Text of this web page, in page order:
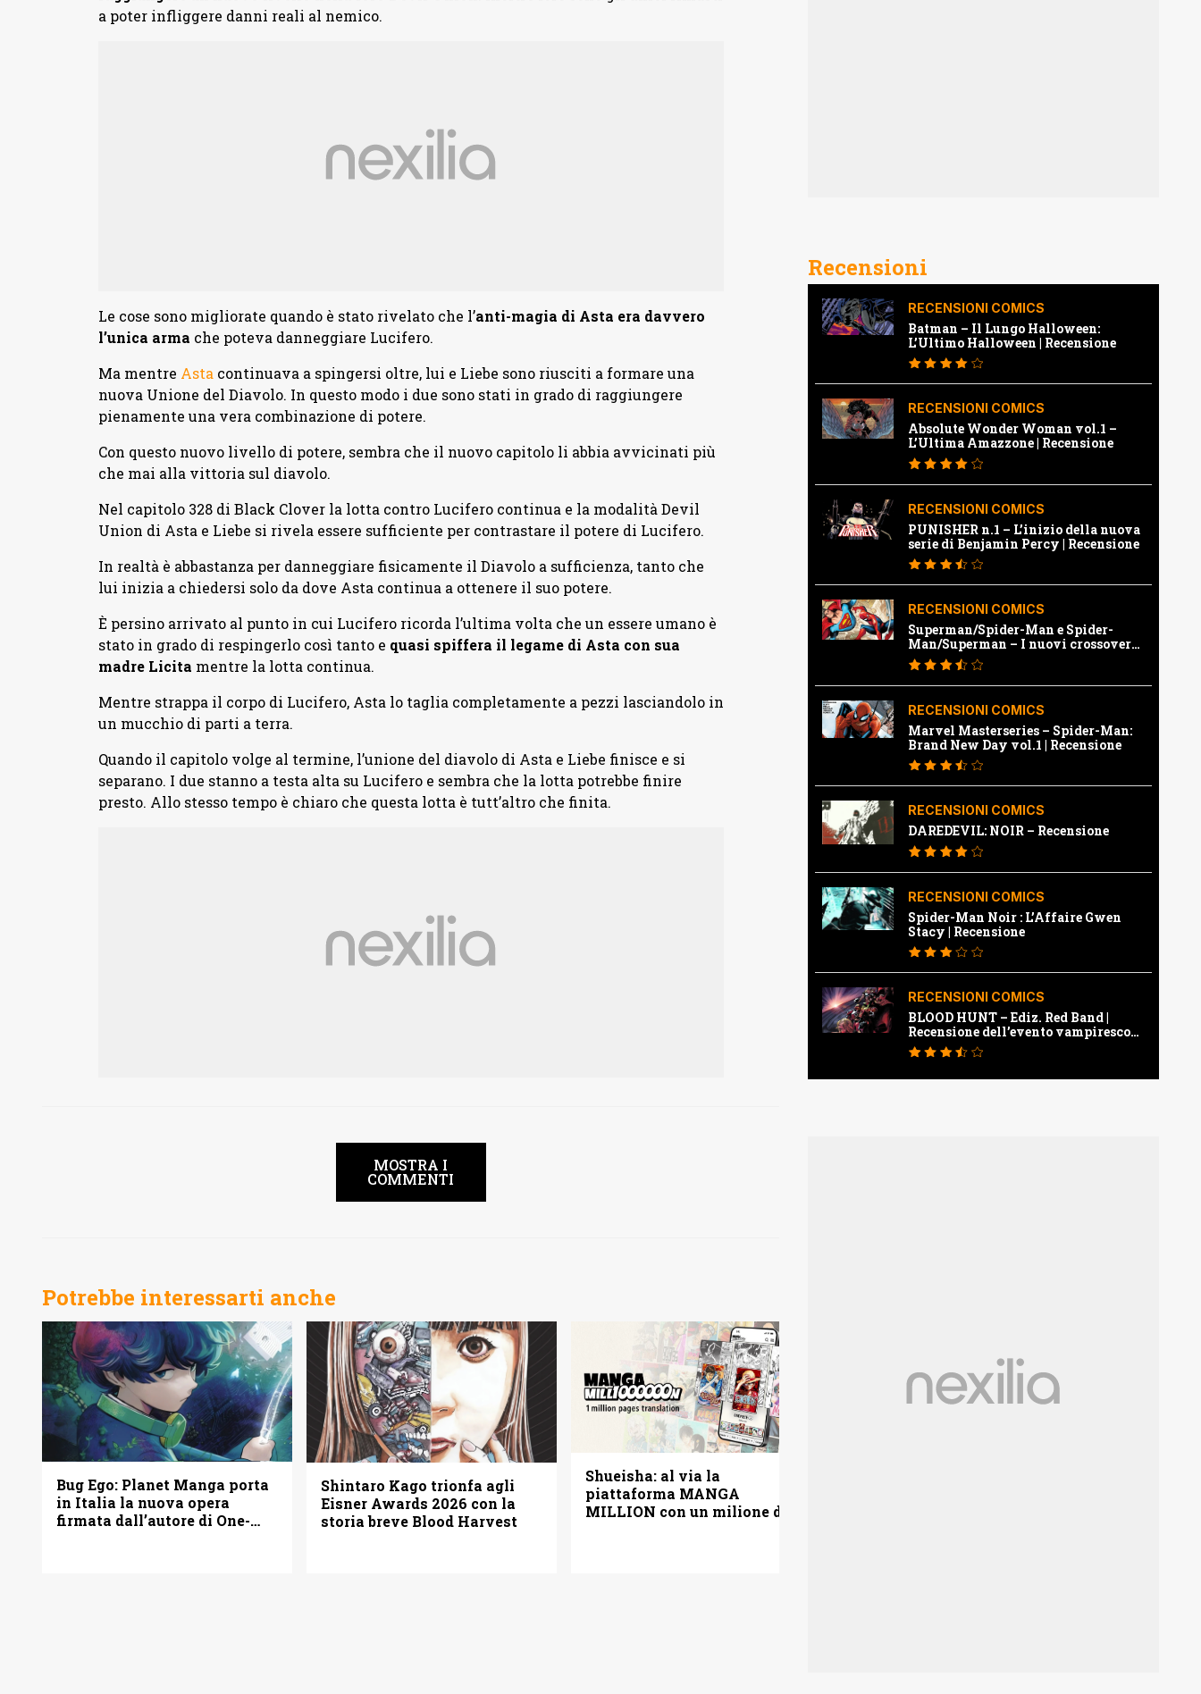
a poter infliggere danni reali al nemico.
Le cose sono migliorate quando è stato rivelato che l’anti-magia di Asta era davvero
l’unica arma che poteva danneggiare Lucifero.
Ma mentre Asta continuava a spingersi oltre, lui e Liebe sono riusciti a formare una
nuova Unione del Diavolo. In questo modo i due sono stati in grado di raggiungere
pienamente una vera combinazione di potere.
Con questo nuovo livello di potere, sembra che il nuovo capitolo li abbia avvicinati più
che mai alla vittoria sul diavolo.
Nel capitolo 328 di Black Clover la lotta contro Lucifero continua e la modalità Devil
Union di Asta e Liebe si rivela essere sufficiente per contrastare il potere di Lucifero.
In realtà è abbastanza per danneggiare fisicamente il Diavolo a sufficienza, tanto che
lui inizia a chiedersi solo da dove Asta continua a ottenere il suo potere.
È persino arrivato al punto in cui Lucifero ricorda l’ultima volta che un essere umano è
stato in grado di respingerlo così tanto e quasi spiffera il legame di Asta con sua
madre Licita mentre la lotta continua.
Mentre strappa il corpo di Lucifero, Asta lo taglia completamente a pezzi lasciandolo in
un mucchio di parti a terra.
Quando il capitolo volge al termine, l’unione del diavolo di Asta e Liebe finisce e si
separano. I due stanno a testa alta su Lucifero e sembra che la lotta potrebbe finire
presto. Allo stesso tempo è chiaro che questa lotta è tutt’altro che finita.
MOSTRA I
COMMENTI
Potrebbe interessarti anche
Bug Ego: Planet Manga porta
in Italia la nuova opera
firmata dall’autore di One-
Shintaro Kago trionfa agli
Eisner Awards 2026 con la
storia breve Blood Harvest
Shueisha: al via la
piattaforma MANGA
MILLION con un milione di
Recensioni
RECENSIONI COMICS
Batman – Il Lungo Halloween:
L’Ultimo Halloween | Recensione
RECENSIONI COMICS
Absolute Wonder Woman vol.1 –
L’Ultima Amazzone | Recensione
RECENSIONI COMICS
PUNISHER n.1 – L’inizio della nuova
serie di Benjamin Percy | Recensione
RECENSIONI COMICS
Superman/Spider-Man e Spider-
Man/Superman – I nuovi crossover
Marvel e Dc | Recensione
RECENSIONI COMICS
Marvel Masterseries – Spider-Man:
Brand New Day vol.1 | Recensione
RECENSIONI COMICS
DAREDEVIL: NOIR – Recensione
RECENSIONI COMICS
Spider-Man Noir : L’Affaire Gwen
Stacy | Recensione
RECENSIONI COMICS
BLOOD HUNT – Ediz. Red Band |
Recensione dell’evento vampiresco
della Marvel